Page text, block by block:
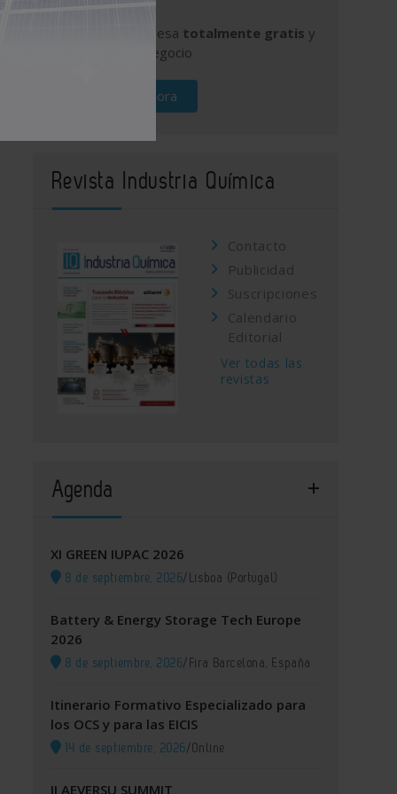
Publique su empresa totalmente gratis y
promocione su negocio
Regístrese ahora
Revista Industria Química
Contacto
Publicidad
Suscripciones
Calendario
Editorial
Ver todas las
revistas
Agenda
XI GREEN IUPAC 2026
8 de septiembre, 2026/Lisboa (Portugal)
Battery & Energy Storage Tech Europe
2026
8 de septiembre, 2026/Fira Barcelona, España
Itinerario Formativo Especializado para
los OCS y para las EICIS
14 de septiembre, 2026/Online
II AEVERSU SUMMIT